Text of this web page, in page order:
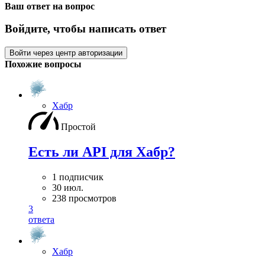
Ваш ответ на вопрос
Войдите, чтобы написать ответ
Войти через центр авторизации
Похожие вопросы
Хабр
Простой
Есть ли API для Хабр?
1 подписчик
30 июл.
238 просмотров
3
ответа
Хабр